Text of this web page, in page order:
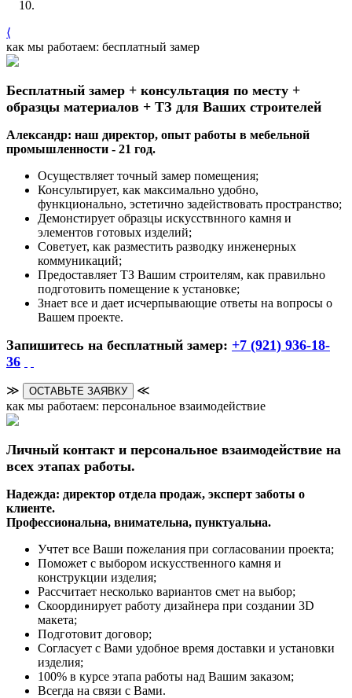
⟨
как мы работаем: бесплатный замер
Бесплатный замер + консультация по месту +
образцы материалов + ТЗ для Ваших строителей
Александр: наш директор, опыт работы в мебельной
промышленности - 21 год.
Осуществляет точный замер помещения;
Консультирует, как максимально удобно,
функционально, эстетично задействовать пространство;
Демонстирует образцы искусствнного камня и
элементов готовых изделий;
Советует, как разместить разводку инженерных
коммуникаций;
Предоставляет ТЗ Вашим строителям, как правильно
подготовить помещение к установке;
Знает все и дает исчерпывающие ответы на вопросы о
Вашем проекте.
Запишитесь на бесплатный замер: +7 (921) 936-18-
36
≫ ОСТАВЬТЕ ЗАЯВКУ
≪
как мы работаем: персональное взаимодействие
Личный контакт и персональное взаимодействие на
всех этапах работы.
Надежда: директор отдела продаж, эксперт заботы о
клиенте.
Профессиональна, внимательна, пунктуальна.
Учтет все Ваши пожелания при согласовании проекта;
Поможет с выбором искусственного камня и
конструкции изделия;
Рассчитает несколько вариантов смет на выбор;
Скоординирует работу дизайнера при создании 3D
макета;
Подготовит договор;
Согласует с Вами удобное время доставки и установки
изделия;
100% в курсе этапа работы над Вашим заказом;
Всегда на связи с Вами.